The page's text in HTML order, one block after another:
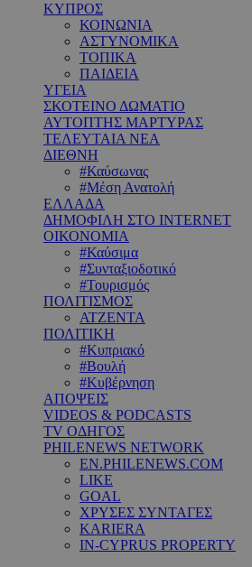
ΚΥΠΡΟΣ
ΚΟΙΝΩΝΙΑ
ΑΣΤΥΝΟΜΙΚΑ
ΤΟΠΙΚΑ
ΠΑΙΔΕΙΑ
ΥΓΕΙΑ
ΣΚΟΤΕΙΝΟ ΔΩΜΑΤΙΟ
ΑΥΤΟΠΤΗΣ ΜΑΡΤΥΡΑΣ
ΤΕΛΕΥΤΑΙΑ ΝΕΑ
ΔΙΕΘΝΗ
#Καύσωνας
#Μέση Ανατολή
ΕΛΛΑΔΑ
ΔΗΜΟΦΙΛΗ ΣΤΟ INTERNET
ΟΙΚΟΝΟΜΙΑ
#Καύσιμα
#Συνταξιοδοτικό
#Τουρισμός
ΠΟΛΙΤΙΣΜΟΣ
ΑΤΖΕΝΤΑ
ΠΟΛΙΤΙΚΗ
#Κυπριακό
#Βουλή
#Κυβέρνηση
ΑΠΟΨΕΙΣ
VIDEOS & PODCASTS
TV ΟΔΗΓΟΣ
PHILENEWS NETWORK
EN.PHILENEWS.COM
LIKE
GOAL
ΧΡΥΣΕΣ ΣΥΝΤΑΓΕΣ
KARIERA
IN-CYPRUS PROPERTY